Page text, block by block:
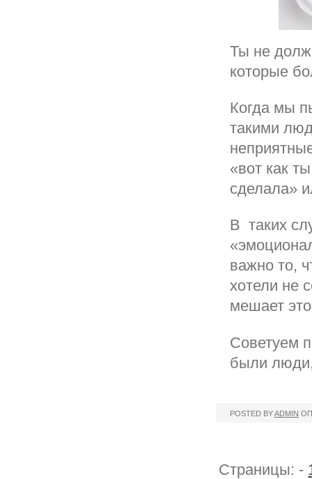
Ты не
которые
Когда мы
такими
«вот как
сделала»
В таких
важно то,
хотели не
мешает
Советуем
были
POSTED BYADMIN
Страницы: -